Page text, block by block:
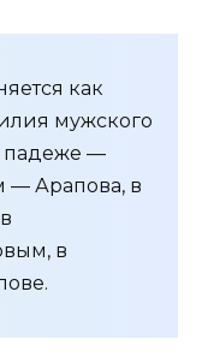
как
мужского
падеже —
— Арапова, в
в